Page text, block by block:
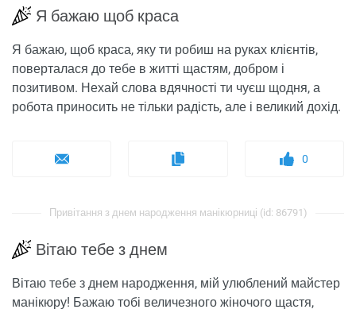
Я бажаю щоб краса
Я бажаю, щоб краса, яку ти робиш на руках клієнтів,
поверталася до тебе в житті щастям, добром і
позитивом. Нехай слова вдячності ти чуєш щодня, а
робота приносить не тільки радість, але і великий дохід.
0
Привітання з днем ​​народження манікюрниці (id: 86791)
Вітаю тебе з днем
Вітаю тебе з днем ​​народження, мій улюблений майстер
манікюру! Бажаю тобі величезного жіночого щастя,